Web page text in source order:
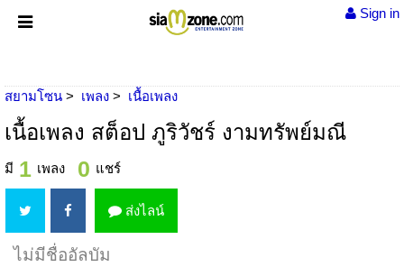
Sign in
สยามโซน เพลง เนื้อเพลง
เนื้อเพลง สต็อป ภูริวัชร์ งามทรัพย์มณี
มี 1 เพลง 0 แชร์
ส่งไลน์
ไม่มีชื่ออัลบัม